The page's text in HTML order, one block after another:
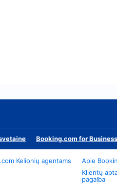
Booking.com for Business
Kelionių agentams
Apie
Klientų
pagalba